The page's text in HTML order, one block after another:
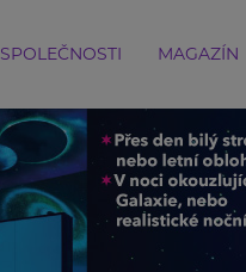
SPOLEČNOSTI MAGAZÍN